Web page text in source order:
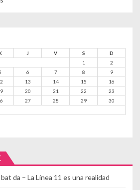
J V S
D
1
2
6 7 8
9
13 14 15
16
20 21 22
23
27 28 29
30
da – La Línea 11 es una realidad